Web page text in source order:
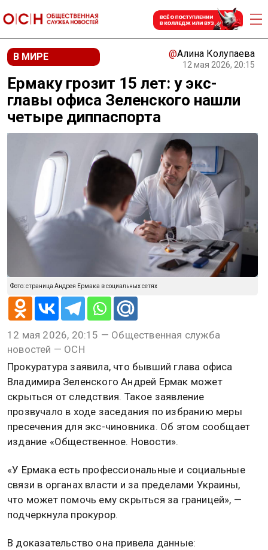
В МИРЕ @Алина Колупаева
12 мая 2026, 20:15
Ермаку грозит 15 лет: у экс-
главы офиса Зеленского нашли
четыре диппаспорта
Фото: страница Андрея Ермака в социальных сетях
12 мая 2026, 20:15 — Общественная служба
новостей — ОСН
Прокуратура заявила, что бывший глава офиса
Владимира Зеленского Андрей Ермак может
скрыться от следствия. Такое заявление
прозвучало в ходе заседания по избранию меры
пресечения для экс-чиновника. Об этом сообщает
издание «Общественное. Новости».
«У Ермака есть профессиональные и социальные
связи в органах власти и за пределами Украины,
что может помочь ему скрыться за границей», —
подчеркнула прокурор.
В доказательство она привела данные: